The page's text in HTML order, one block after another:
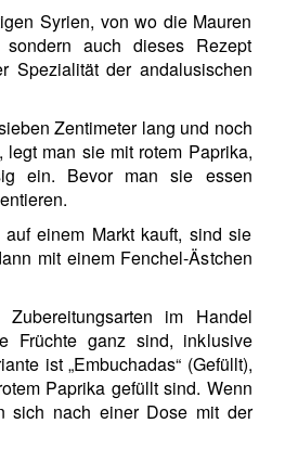
Syrien, von wo die Mauren
auch dieses Rezept
Spezialität der andalusischen
Zentimeter lang und noch
man sie mit rotem Paprika,
ein. Bevor man sie essen
einem Markt kauft, sind sie
mit einem Fenchel-Ästchen
im Handel
Früchte ganz sind, inklusive
ist „Embuchadas“ (Gefüllt),
Paprika gefüllt sind. Wenn
sich nach einer Dose mit der